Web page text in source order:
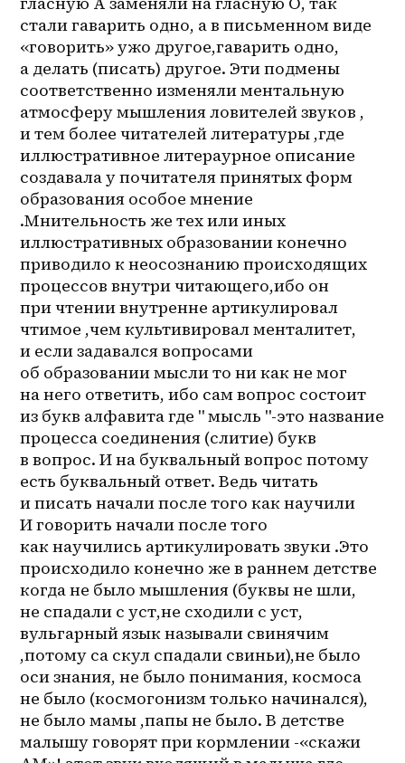
стали гаварить одно, а в письменном виде
«говорить» ужо другое,гаварить одно,
а делать (писать) другое. Эти подмены
соответственно изменяли ментальную
атмосферу мышления ловителей звуков ,
и тем более читателей литературы ,где
иллюстративное литераурное описание
создавала у почитателя принятых форм
образования особое мнение
.Мнительность же тех или иных
иллюстративных образовании конечно
приводило к неосознанию происходящих
процессов внутри читающего,ибо он
при чтении внутренне артикулировал
чтимое ,чем культивировал менталитет,
и если задавался вопросами
об образовании мысли то ни как не мог
на него ответить, ибо сам вопрос состоит
из букв алфавита где " мысль "-это название
процесса соединения (слитие) букв
в вопрос. И на буквальный вопрос потому
есть буквальный ответ. Ведь читать
и писать начали после того как научили
И говорить начали после того
как научились артикулировать звуки .Это
происходило конечно же в раннем детстве
когда не было мышления (буквы не шли,
не спадали с уст,не сходили с уст,
вульгарный язык называли свинячим
,потому са скул спадали свиньи),не было
оси знания, не было понимания, космоса
не было (космогонизм только начинался),
не было мамы ,папы не было. В детстве
малышу говорят при кормлении -«скажи